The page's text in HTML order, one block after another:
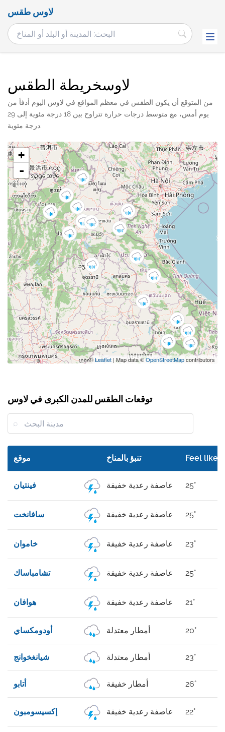
لاوس طقس
لاوسخريطة الطقس
من المتوقع أن يكون الطقس في معظم المواقع في لاوس اليوم أدفأ من
يوم أمس، مع متوسط ​​درجات حرارة تتراوح بين 18 درجة مئوية إلى 29
درجة مئوية.
+
-
Leaflet | Map data ©OpenStreetMapcontributors
توقعات الطقس للمدن الكبرى في لاوس
موقع تنبؤ بالمناخ Feel like
فينتيان عاصفة رعدية خفيفة 25°
سافانخت عاصفة رعدية خفيفة 25°
خاموان عاصفة رعدية خفيفة 23°
تشامباساك عاصفة رعدية خفيفة 25°
هوافان عاصفة رعدية خفيفة 21°
أودومكساي أمطار معتدلة 20°
شيانغخوانج أمطار معتدلة 23°
أتابو أمطار خفيفة 26°
إكسيسومبون عاصفة رعدية خفيفة 22°